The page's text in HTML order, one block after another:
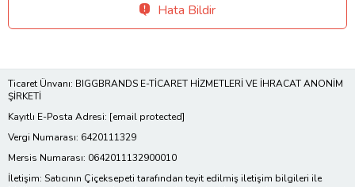
Hata Bildir
Ticaret Ünvanı: BIGGBRANDS E-TİCARET HİZMETLERİ VE İHRACAT ANONİM
ŞİRKETİ
Kayıtlı E-Posta Adresi: [email protected]
Vergi Numarası: 6420111329
Mersis Numarası: 0642011132900010
İletişim: Satıcının Çiçeksepeti tarafından teyit edilmiş iletişim bilgileri ile